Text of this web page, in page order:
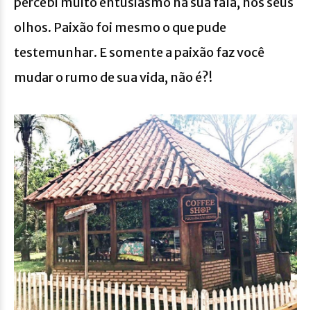
olhos. Paixão foi mesmo o que pude
testemunhar. E somente a paixão faz você
mudar o rumo de sua vida, não é?!